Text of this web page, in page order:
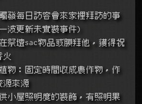
波更新未實裝事件)
火
源來源